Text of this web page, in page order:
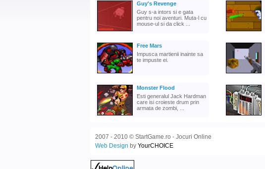
Guy's Revenge
Guy s-a intors si e gata
pentru noi aventuri. Muta-l cu
mouse-ul si da click ...
Free Mars
Impusca martienii inainte sa
te impuste ei.
Monster Flood
Esti generalul Jack Hardman
care isi croieste drum prin
armata de zombi, ...
2007 - 2010 © StartGame.ro - Jocuri Online
Web Design by YourCHOICE